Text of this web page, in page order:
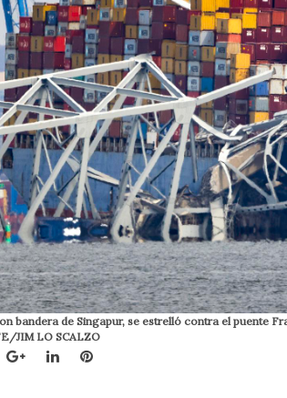
bandera de Singapur, se estrelló contra el puente
JIM LO SCALZO
Google+LinkedInPinterest